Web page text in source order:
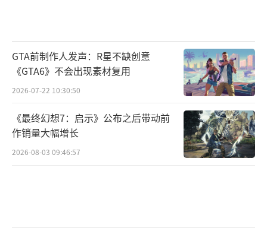
GTA前制作人发声：R星不缺创意
《GTA6》不会出现素材复用
2026-07-22 10:30:50
《最终幻想7：启示》公布之后带动前
作销量大幅增长
2026-08-03 09:46:57